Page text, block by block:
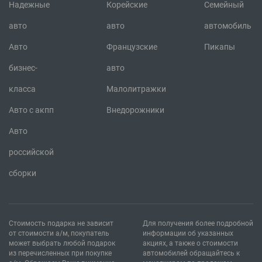
покупателю в сумму около 800 тыс. руб.
мировом рынке. Качество этой корейской марки авто
не раз находило подтверждение и было награждено в
Kia Rio – первый автомобиль, разработанный
Представлен как переднеприводной кросс-хэтчбек
Kia Rio X-Line и как компактный седан или хэтчбек.
Надежные
авто
Авто
бизнес-
класса
Авто с акпп
Авто
российской
сборки
Корейские
авто
Французские
авто
Малолитражки
Внедорожники
Семейный
автомобиль
Пикапы
Стоимость подарка не зависит
от стоимости а/м, покупатель
может выбрать любой подарок
из перечисленных при покупке
Для получения более подробной
информации об указанных
акциях, а также о стоимости
автомобилей обращайтесь к